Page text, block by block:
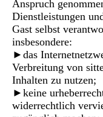
Anspruch
Dienstleistungen
Gast selbst
insbesondere:
►das
Verbreitung von
Inhalten zu nutzen;
►keine
widerrechtlich